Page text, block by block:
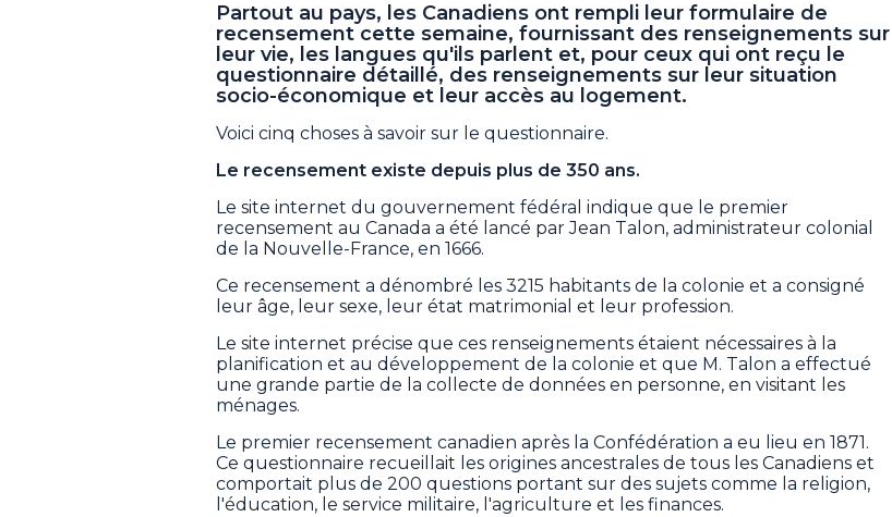
Partout au pays, les Canadiens ont rempli leur formulaire de
recensement cette semaine, fournissant des renseignements sur
leur vie, les langues qu'ils parlent et, pour ceux qui ont reçu le
questionnaire détaillé, des renseignements sur leur situation
socio-économique et leur accès au logement.
Voici cinq choses à savoir sur le questionnaire.
Le recensement existe depuis plus de 350 ans.
Le site internet du gouvernement fédéral indique que le premier
recensement au Canada a été lancé par Jean Talon, administrateur colonial
de la Nouvelle-France, en 1666.
Ce recensement a dénombré les 3215 habitants de la colonie et a consigné
leur âge, leur sexe, leur état matrimonial et leur profession.
Le site internet précise que ces renseignements étaient nécessaires à la
planification et au développement de la colonie et que M. Talon a effectué
une grande partie de la collecte de données en personne, en visitant les
ménages.
Le premier recensement canadien après la Confédération a eu lieu en 1871.
Ce questionnaire recueillait les origines ancestrales de tous les Canadiens et
comportait plus de 200 questions portant sur des sujets comme la religion,
l'éducation, le service militaire, l'agriculture et les finances.